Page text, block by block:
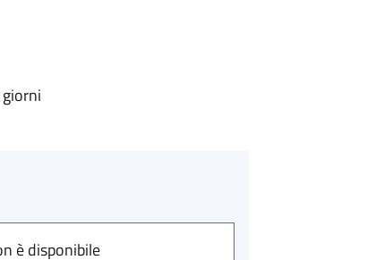
è disponibile